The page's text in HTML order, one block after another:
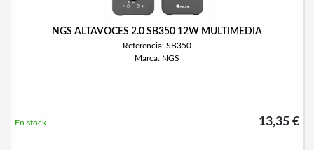
NGS ALTAVOCES 2.0 SB350 12W MULTIMEDIA
Referencia: SB350
Marca: NGS
13,35 €
En stock